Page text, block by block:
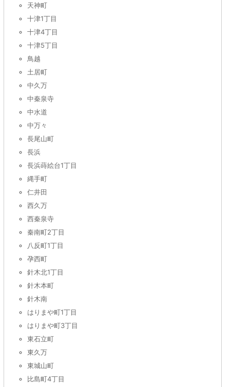
天神町
十津1丁目
十津4丁目
十津5丁目
鳥越
土居町
中久万
中秦泉寺
中水道
中万々
長尾山町
長浜
長浜蒔絵台1丁目
縄手町
仁井田
西久万
西秦泉寺
秦南町2丁目
八反町1丁目
孕西町
針木北1丁目
針木本町
針木南
はりまや町1丁目
はりまや町3丁目
東石立町
東久万
東城山町
比島町4丁目